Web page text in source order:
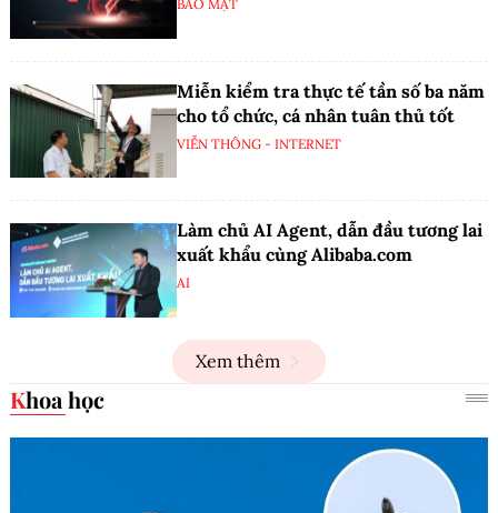
BẢO MẬT
Miễn kiểm tra thực tế tần số ba năm
cho tổ chức, cá nhân tuân thủ tốt
VIỄN THÔNG - INTERNET
Làm chủ AI Agent, dẫn đầu tương lai
xuất khẩu cùng Alibaba.com
AI
Xem thêm
Khoa học